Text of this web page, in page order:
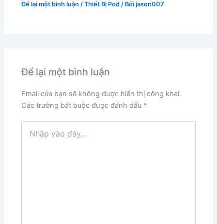
Để lại một bình luận /Thiết Bị Pod / Bởijason007
Để lại một bình luận
Email của bạn sẽ không được hiển thị công khai.
Các trường bắt buộc được đánh dấu *
vào